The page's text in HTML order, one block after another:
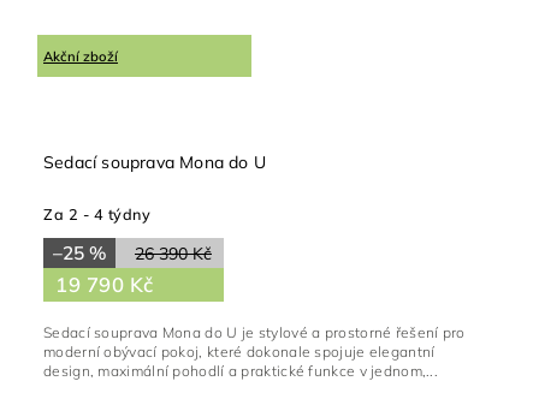
Akční zboží
Sedací souprava Mona do U
Za 2 - 4 týdny
26 390 Kč
–25 %
19 790 Kč
Sedací souprava Mona do U je stylové a prostorné řešení pro
moderní obývací pokoj, které dokonale spojuje elegantní
design, maximální pohodlí a praktické funkce v jednom,...